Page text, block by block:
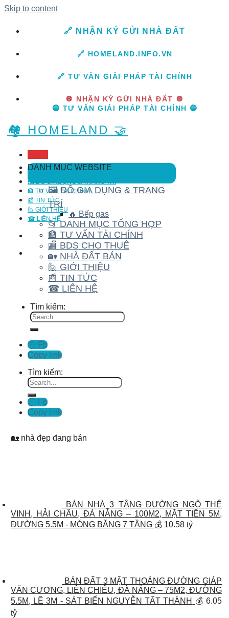
Skip to content
🔗 NHẬN KÝ GỬI NHÀ ĐẤT
🔗 HOMELAND.INFO.VN
🔗 TƯ VẤN GIẢI PHÁP TÀI CHÍNH
🔘 NHẬN KÝ GỬI NHÀ ĐẤT 🔘
🔵 TƯ VẤN GIẢI PHÁP TÀI CHÍNH 🔵
🏘️ HOMELAND 🤝
🏡 NHÀ ĐẤT BÁN
🖼️ ĐỒ GIA DỤNG & TRANG TRÍ
🏦 TƯ VẤN TÀI CHÍNH
📰 TIN TỨC
🙋 GIỚI THIỆU
☎ LIÊN HỆ
DANH MỤC WEBSITE
🖼️ ĐỒ GIA DỤNG & TRANG
TRÍ
🔥 Bếp gas
📂 DANH MỤC TỔNG HỢP
🏦 TƯ VẤN TÀI CHÍNH
🏬 BDS CHO THUÊ
🏡 NHÀ ĐẤT BÁN
🙋 GIỚI THIỆU
📰 TIN TỨC
☎ LIÊN HỆ
Tìm kiếm:
Ⓕ Fb
Copy link
Tìm kiếm:
Ⓕ Fb
Copy link
🏡 nhà đẹp đang bán
BÁN NHÀ 3 TẦNG ĐƯỜNG NGÔ THẾ
VINH, HẢI CHÂU, ĐÀ NẴNG – 100M2, MẶT TIỀN 5M,
ĐƯỜNG 5.5M - MÓNG BĂNG 7 TẦNG 💰 10.58 tỷ
BÁN ĐẤT 3 MẶT THOÁNG ĐƯỜNG GIÁP
VĂN CƯƠNG, LIÊN CHIỂU, ĐÀ NẴNG – 75M2, ĐƯỜNG
5.5M, LỀ 3M - SÁT BIỂN NGUYỄN TẤT THÀNH 💰 6.05
tỷ